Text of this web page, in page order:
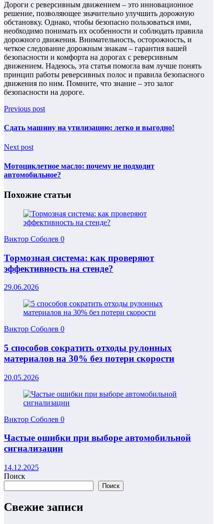
Дороги с реверсивным движением – это инновационное
решение, позволяющее значительно улучшить дорожную
обстановку. Однако, чтобы безопасно пользоваться ими,
необходимо понимать их особенности и соблюдать правила
дорожного движения. Внимательность, осторожность, и
четкое следование дорожным знакам – гарантия вашей
безопасности и комфорта на дорогах с реверсивным
движением. Надеюсь, эта статья помогла вам лучше понять
принцип работы реверсивных полос и правила безопасного
движения по ним. Помните, что знание – это залог
безопасности на дороге.
Previous post
Сдать машину на утилизацию: легко и выгодно!
Next post
Мотоциклетное масло: почему не подходит
автомобильное?
Похожие статьи
Виктор Соболев 0
Тормозная система: как проверяют
эффективность на стенде?
29.06.2026
Виктор Соболев 0
5 способов сократить отходы рулонных
материалов на 30% без потери скорости
20.05.2026
Виктор Соболев 0
Частые ошибки при выборе автомобильной
сигнализации
14.12.2025
Поиск
Поиск
Свежие записи